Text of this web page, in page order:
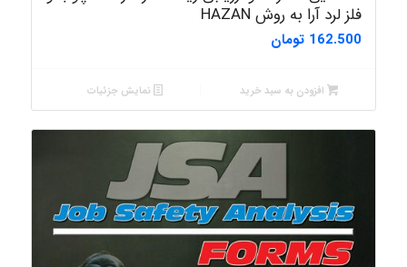
فلز لرد آرا به روش HAZAN
162.500 تومان
افزودن به سبد خرید نمایش جزئیات